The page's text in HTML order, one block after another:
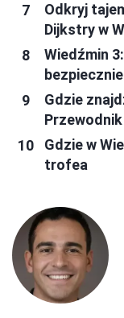
Odkryj
Dijkstry w
Wiedźmin
Gdzie
Gdzie w
trofea